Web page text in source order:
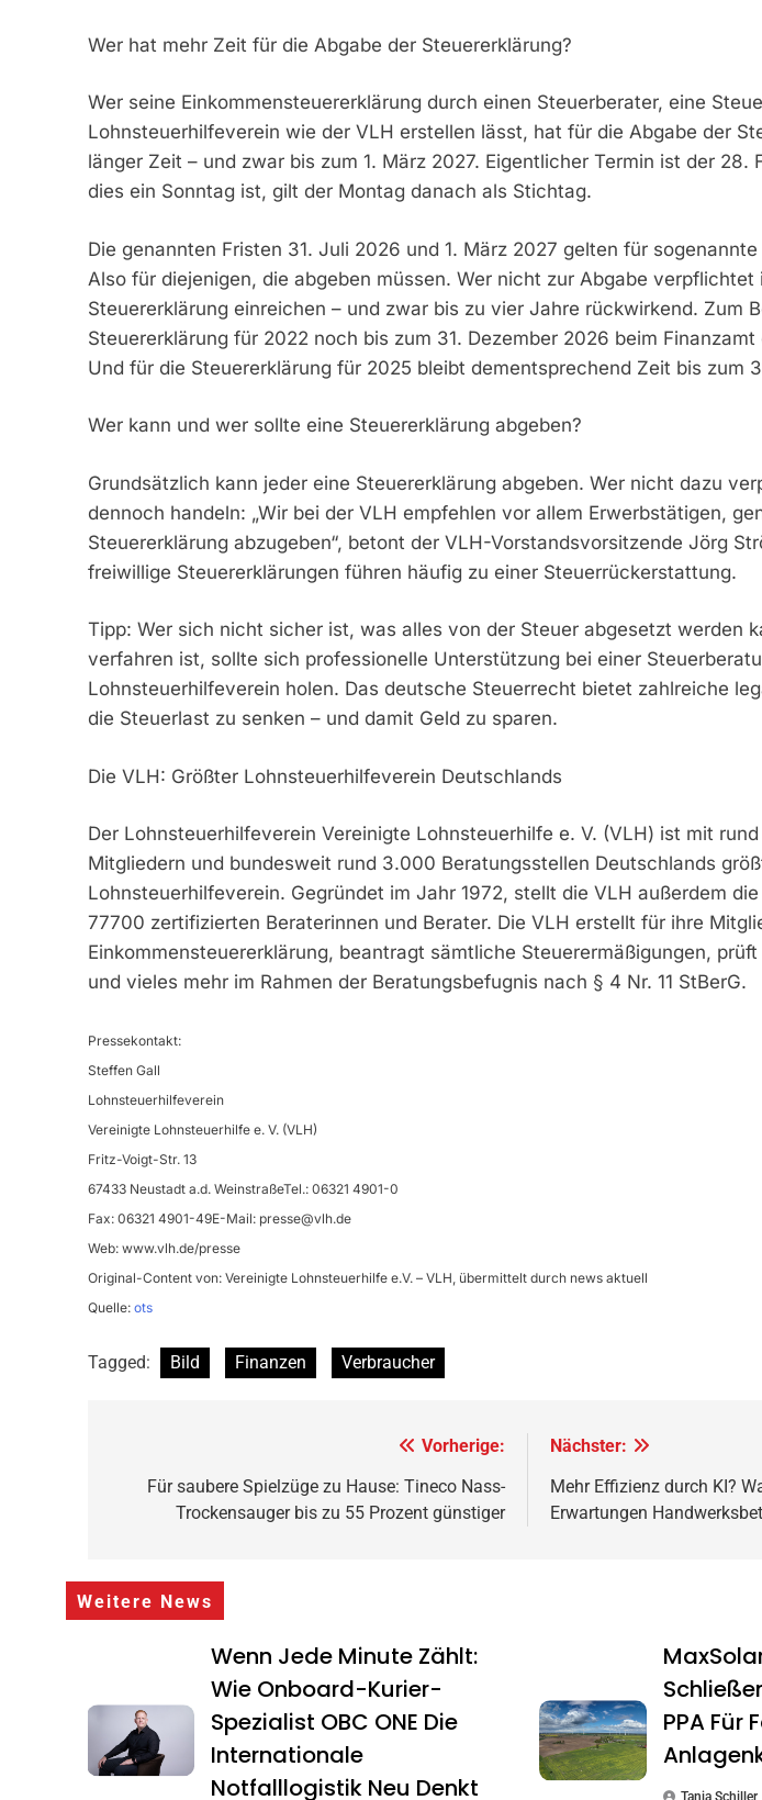
Wer hat mehr Zeit für die Abgabe der Steuererklärung?
Wer seine Einkommensteuererklärung durch einen Steuerberater, eine
Lohnsteuerhilfeverein wie der VLH erstellen lässt, hat für die Abgabe der
länger Zeit – und zwar bis zum 1. März 2027. Eigentlicher Termin ist der 28.
dies ein Sonntag ist, gilt der Montag danach als Stichtag.
Die genannten Fristen 31. Juli 2026 und 1. März 2027 gelten für
Also für diejenigen, die abgeben müssen. Wer nicht zur Abgabe
Steuererklärung einreichen – und zwar bis zu vier Jahre rückwirkend. Zum
Steuererklärung für 2022 noch bis zum 31. Dezember 2026 beim
Und für die Steuererklärung für 2025 bleibt dementsprechend Zeit bis zum
Wer kann und wer sollte eine Steuererklärung abgeben?
Grundsätzlich kann jeder eine Steuererklärung abgeben. Wer nicht dazu
dennoch handeln: „Wir bei der VLH empfehlen vor allem Erwerbstätigen,
Steuererklärung abzugeben“, betont der VLH-Vorstandsvorsitzende Jörg
freiwillige Steuererklärungen führen häufig zu einer Steuerrückerstattung.
Tipp: Wer sich nicht sicher ist, was alles von der Steuer abgesetzt werden
verfahren ist, sollte sich professionelle Unterstützung bei einer
Lohnsteuerhilfeverein holen. Das deutsche Steuerrecht bietet zahlreiche
die Steuerlast zu senken – und damit Geld zu sparen.
Die VLH: Größter Lohnsteuerhilfeverein Deutschlands
Der Lohnsteuerhilfeverein Vereinigte Lohnsteuerhilfe e. V. (VLH) ist mit rund
Mitgliedern und bundesweit rund 3.000 Beratungsstellen Deutschlands
Lohnsteuerhilfeverein. Gegründet im Jahr 1972, stellt die VLH außerdem
77700 zertifizierten Beraterinnen und Berater. Die VLH erstellt für ihre
Einkommensteuererklärung, beantragt sämtliche Steuerermäßigungen,
und vieles mehr im Rahmen der Beratungsbefugnis nach § 4 Nr. 11 StBerG.
Pressekontakt:
Steffen Gall
Lohnsteuerhilfeverein
Vereinigte Lohnsteuerhilfe e. V. (VLH)
Fritz-Voigt-Str. 13
67433 Neustadt a.d. WeinstraßeTel.: 06321 4901-0
Fax: 06321 4901-49E-Mail: presse@vlh.de
Web: www.vlh.de/presse
Original-Content von: Vereinigte Lohnsteuerhilfe e.V. – VLH, übermittelt durch news aktuell
Quelle: ots
Tagged: Bild Finanzen Verbraucher
Vorherige:
Für saubere Spielzüge zu Hause: Tineco Nass-
Trockensauger bis zu 55 Prozent günstiger
Nächster:
Mehr Effizienz durch KI?
Erwartungen
Weitere News
Wenn Jede Minute Zählt:
Wie Onboard-Kurier-
Spezialist OBC ONE Die
Internationale
Notfalllogistik Neu Denkt
PPA Für
Tanja Schiller